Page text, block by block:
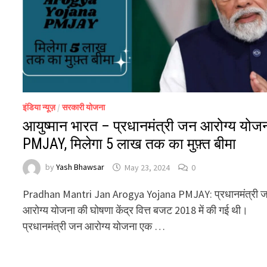
इंडिया न्यूज़/सरकारी योजना
आयुष्मान भारत – प्रधानमंत्री जन आरोग्य
PMJAY, मिलेगा 5 लाख तक का मुफ़्त बीमा
byYash Bhawsar May 23, 2024 0
Pradhan Mantri Jan Arogya Yojana PMJAY: प्रधानमंत्री
आरोग्य योजना की घोषणा केंद्र वित्त बजट 2018 में की गई थी।
प्रधानमंत्री जन आरोग्य योजना एक …